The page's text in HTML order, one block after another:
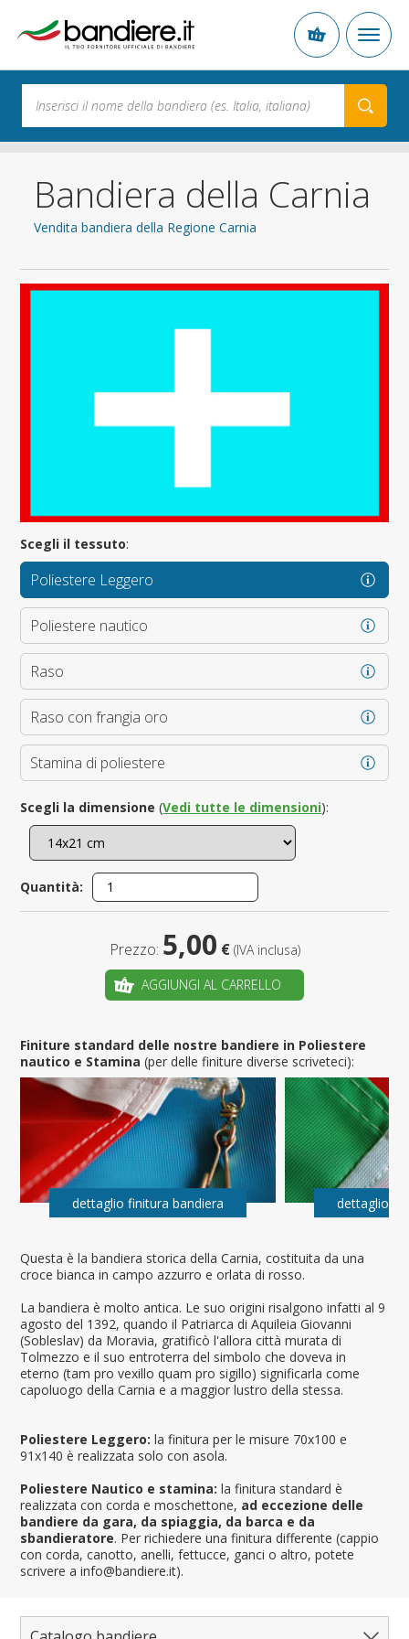
Bandiera della Carnia
Vendita bandiera della Regione Carnia
Questa è la bandiera storica della Carnia, costituita da una
croce bianca in campo azzurro e orlata di rosso.
La bandiera è molto antica. Le suo origini risalgono infatti al 9
agosto del 1392, quando il Patriarca di Aquileia Giovanni
(Sobleslav) da Moravia, gratificò l'allora città murata di
Tolmezzo e il suo entroterra del simbolo che doveva in
eterno (tam pro vexillo quam pro sigillo) significarla come
capoluogo della Carnia e a maggior lustro della stessa.
Poliestere Leggero: la finitura per le misure 70x100 e
91x140 è realizzata solo con asola.
Poliestere Nautico e stamina: la finitura standard è
realizzata con corda e moschettone, ad eccezione delle
bandiere da gara, da spiaggia, da barca e da
sbandieratore. Per richiedere una finitura differente (cappio
con corda, canotto, anelli, fettucce, ganci o altro, potete
scrivere a info@bandiere.it).
Scegli il tessuto:
Poliestere Leggero
Poliestere nautico
Raso
Raso con frangia oro
Stamina di poliestere
Scegli la dimensione (Vedi tutte le dimensioni):
Quantità:
Prezzo: 5,00 € (IVA inclusa)
AGGIUNGI AL CARRELLO
Finiture standard delle nostre bandiere in Poliestere
nautico e Stamina(per delle finiture diverse scriveteci):
dettaglio finitura bandiera dettaglio